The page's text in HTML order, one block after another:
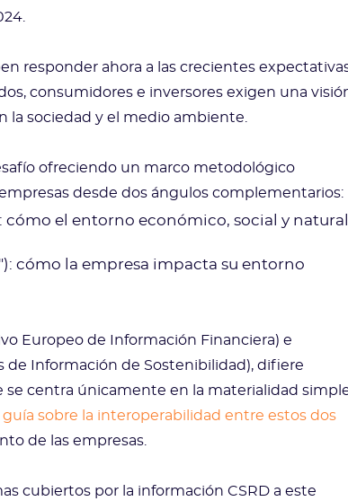
responder ahora a las crecientes
consumidores e inversores exigen una
la sociedad y el medio ambiente.
ofreciendo un marco metodológico
desde dos ángulos complementarios:
cómo el entorno económico, social y natural
cómo la empresa impacta su entorno
Europeo de Información Financiera) e
de Información de Sostenibilidad), difiere
centra únicamente en la materialidad
guía sobre la interoperabilidad entre estos dos
de las empresas.
cubiertos por la información CSRD a este